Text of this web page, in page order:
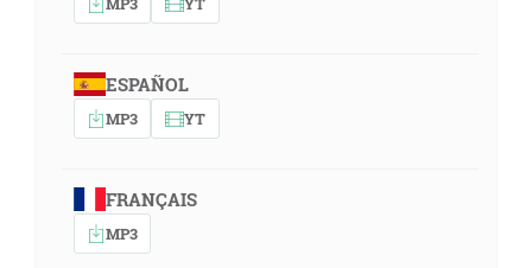
ESPAÑOL
MP3 YT
FRANÇAIS
MP3